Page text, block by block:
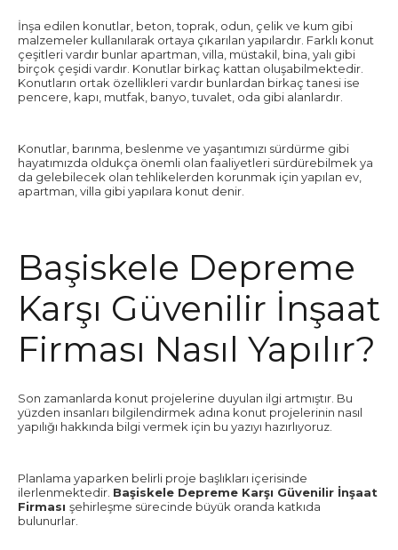
İnşa edilen konutlar, beton, toprak, odun, çelik ve kum gibi
malzemeler kullanılarak ortaya çıkarılan yapılardır. Farklı konut
çeşitleri vardır bunlar apartman, villa, müstakil, bina, yalı gibi
birçok çeşidi vardır. Konutlar birkaç kattan oluşabilmektedir.
Konutların ortak özellikleri vardır bunlardan birkaç tanesi ise
pencere, kapı, mutfak, banyo, tuvalet, oda gibi alanlardır.
Konutlar, barınma, beslenme ve yaşantımızı sürdürme gibi
hayatımızda oldukça önemli olan faaliyetleri sürdürebilmek ya
da gelebilecek olan tehlikelerden korunmak için yapılan ev,
apartman, villa gibi yapılara konut denir.
Başiskele Depreme
Karşı Güvenilir İnşaat
Firması Nasıl Yapılır?
Son zamanlarda konut projelerine duyulan ilgi artmıştır. Bu
yüzden insanları bilgilendirmek adına konut projelerinin nasıl
yapılığı hakkında bilgi vermek için bu yazıyı hazırlıyoruz.
Planlama yaparken belirli proje başlıkları içerisinde
ilerlenmektedir. Başiskele Depreme Karşı Güvenilir İnşaat
Firması şehirleşme sürecinde büyük oranda katkıda
bulunurlar.